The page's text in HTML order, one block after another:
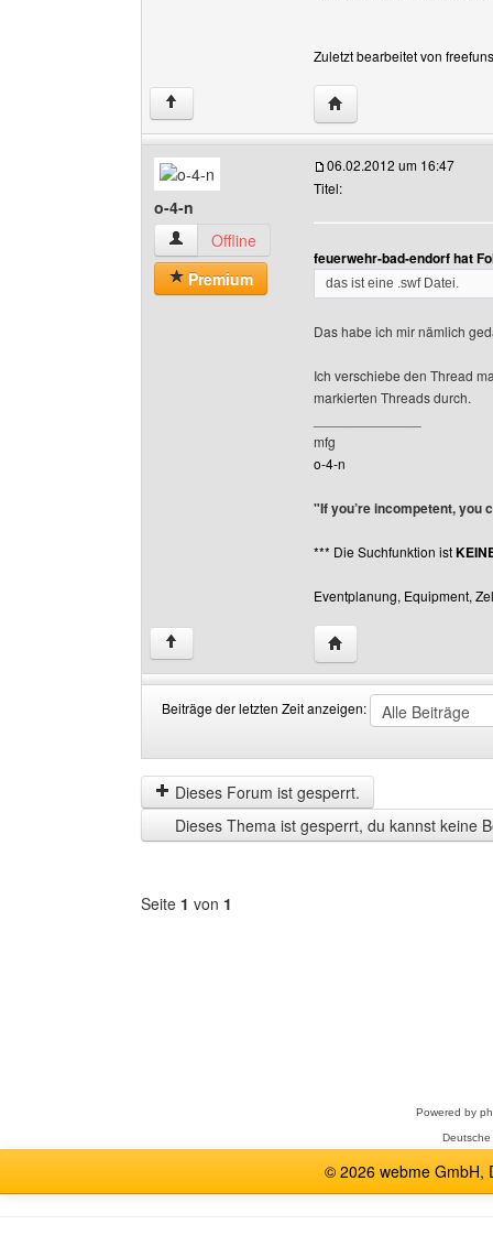
Zuletzt bearbeitet von
↑ Website dieses
o-4-n
o-4-n Benutzer-Profile anzeigen
Offline
Premium
06.02.2012 um 16:47
Titel:
feuerwehr-bad-endorf hat
das ist eine .swf Datei.
Das habe ich mir nämlich
Ich verschiebe den Thread
markierten Threads durch.
mfg
o-4-n
"If you’re incompetent, you
*** Die Suchfunktion ist
Eventplanung, Equipment,
↑ Website dieses
Beiträge der letzten Zeit anzeigen:
der
letzten
Zeit
anzeigen
by
Dieses Forum ist gesperrt.
Dieses Thema ist gesperrt, du kannst keine
Seite 1 von 1
Powered by
© 2026 webme GmbH,